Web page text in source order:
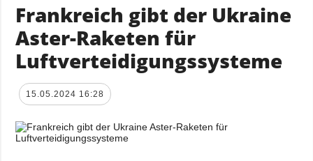
ALLE
RUBRIKEN
Krieg
Wiederaufbau
Politik
AGENTUR
Über uns
Politik zur
Frankreich gibt der Ukraine
Aster-Raketen für
Luftverteidigungssysteme
15.05.2024 16:28